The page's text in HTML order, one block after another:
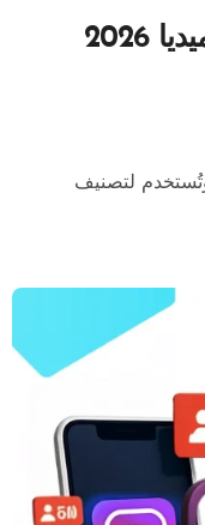
أقوى هاشتاقات السوشيال ميديا 2026